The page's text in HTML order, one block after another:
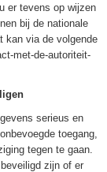
er tevens op wijzen
bij de nationale
kan via de volgende
met-de-autoriteit-
serieus en
toegang,
tegen te gaan.
zijn of er